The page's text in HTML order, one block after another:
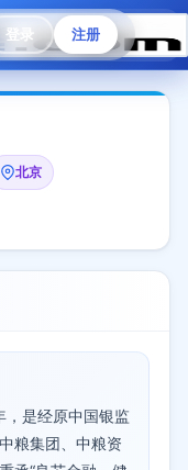
登录 注册
中心 会员专区
北京
是经原中国银监
粮集团、中粮资